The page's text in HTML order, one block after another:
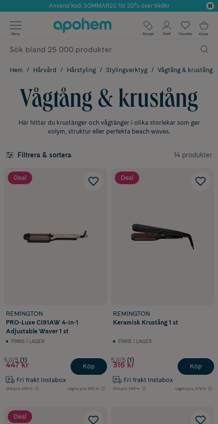
Årets Butik 2025 inom Skönhet
Använd kod: SOMMAR20 för 20% över 649kr
✓ Fri frakt
✓ Poäng på alla köp*
Meny Recept Profil Favoriter Kassa
Hem Hårvård Hårstyling Stylingverktyg Vågtång & krustång
Vågtång & krustång
Här hittar du krustänger och vågtänger i olika storlekar som ger
volym, struktur eller perfekta beach waves.
Filtrera & sortera 14 produkter
Deal
REMINGTON
PRO-Luxe CI91AW 4-in-1
Adjustable Waver 1 st
FINNS I LAGER
5.0/5 (1)
447 kr
Fri frakt Instabox
Ord.pris 559 kr Lägsta pris 552 kr
Köp
Deal
REMINGTON
Keramisk Krustång 1 st
FINNS I LAGER
5.0/5 (1)
316 kr
Fri frakt Instabox
Ord.pris 395 kr Lägsta pris 379 kr
Köp
Deal